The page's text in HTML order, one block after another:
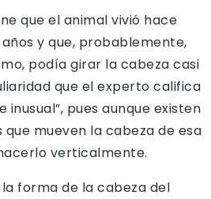
que el animal vivió hace
y que, probablemente,
podía girar la cabeza casi
que el experto califica
pues aunque existen
mueven la cabeza de esa
verticalmente.
forma de la cabeza del